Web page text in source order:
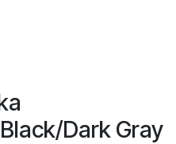
Dark Gray